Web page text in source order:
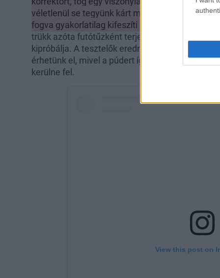
véletlenül se tegyünk kárt magunkba), aminek
fogva gyakorlatilag kifeszíti a szem alatti bőrt,
trükk azóta futótűzként terjed az interneten, és
kipróbálja. A tesztelők eredményei alapján egy
érhetünk el, mivel a púdert így olyan helyekre is
kerülne fel.